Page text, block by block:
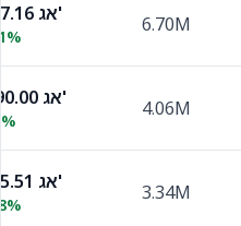
6.70M 4,077.16 אג'
4.06M 39,590.00 אג'
3.34M 4,395.51 אג'